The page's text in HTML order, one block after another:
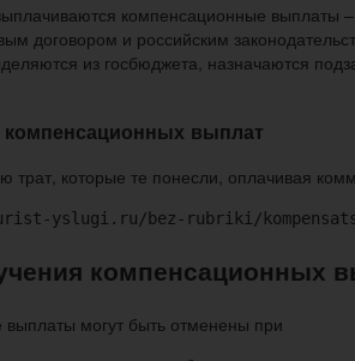
компенсационные выплаты
договором и российским
из госбюджета, назначаются
выплат
трат, которые те понесли, оплачивая
yslugi.ru/bez-rubriki/
компенсационных